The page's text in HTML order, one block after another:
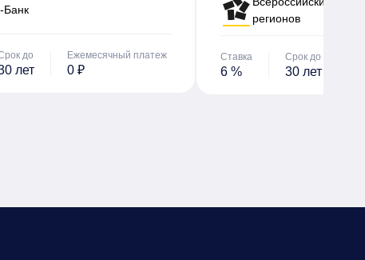
до
лет
Ежемесячный платеж
0 ₽
регионов
Ставка
6 %
Срок до
30 лет